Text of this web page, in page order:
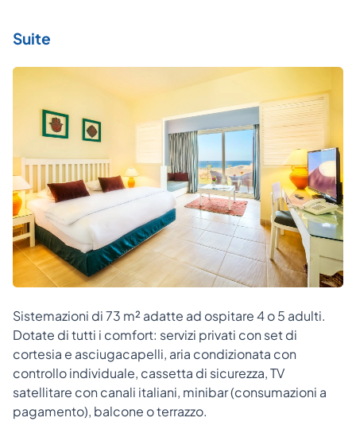
Suite
Sistemazioni di 73 m² adatte ad ospitare 4 o 5 adulti.
Dotate di tutti i comfort: servizi privati con set di
cortesia e asciugacapelli, aria condizionata con
controllo individuale, cassetta di sicurezza, TV
satellitare con canali italiani, minibar (consumazioni a
pagamento), balcone o terrazzo.